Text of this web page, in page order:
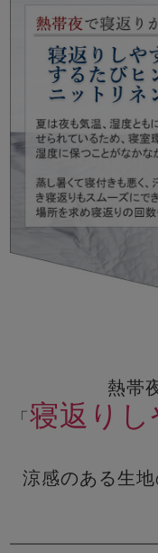
熱帯
「寝返り
涼感のある生